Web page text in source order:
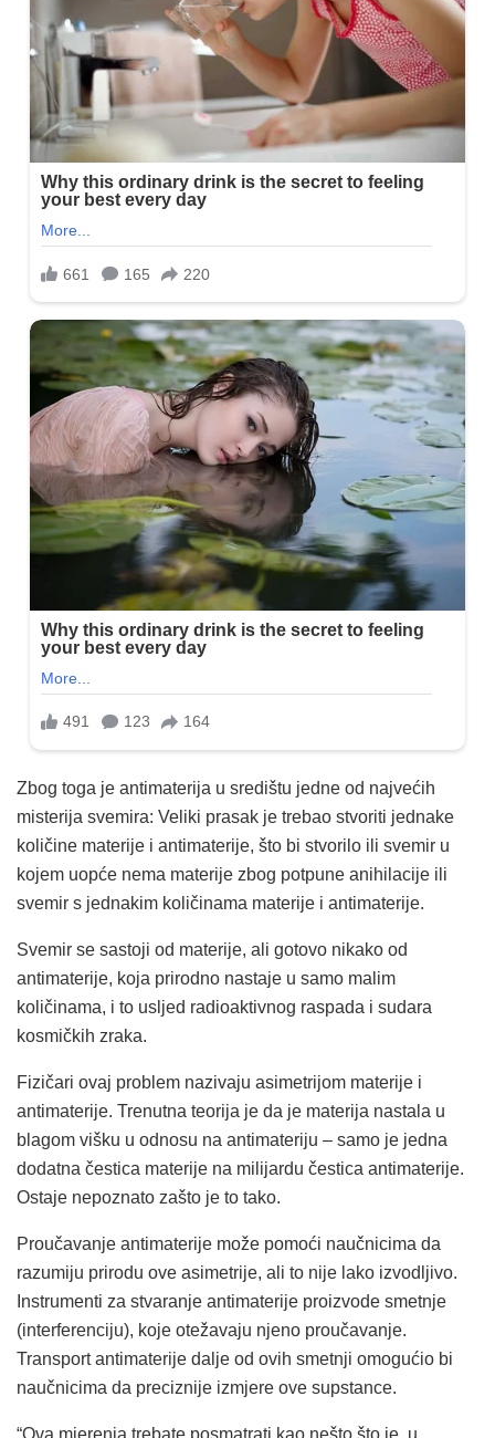
Zbog toga je antimaterija u središtu jedne od najvećih
misterija svemira: Veliki prasak je trebao stvoriti jednake
količine materije i antimaterije, što bi stvorilo ili svemir u
kojem uopće nema materije zbog potpune anihilacije ili
svemir s jednakim količinama materije i antimaterije.
Svemir se sastoji od materije, ali gotovo nikako od
antimaterije, koja prirodno nastaje u samo malim
količinama, i to usljed radioaktivnog raspada i sudara
kosmičkih zraka.
Fizičari ovaj problem nazivaju asimetrijom materije i
antimaterije. Trenutna teorija je da je materija nastala u
blagom višku u odnosu na antimateriju – samo je jedna
dodatna čestica materije na milijardu čestica antimaterije.
Ostaje nepoznato zašto je to tako.
Proučavanje antimaterije može pomoći naučnicima da
razumiju prirodu ove asimetrije, ali to nije lako izvodljivo.
Instrumenti za stvaranje antimaterije proizvode smetnje
(interferenciju), koje otežavaju njeno proučavanje.
Transport antimaterije dalje od ovih smetnji omogućio bi
naučnicima da preciznije izmjere ove supstance.
“Ova mjerenja trebate posmatrati kao nešto što je, u